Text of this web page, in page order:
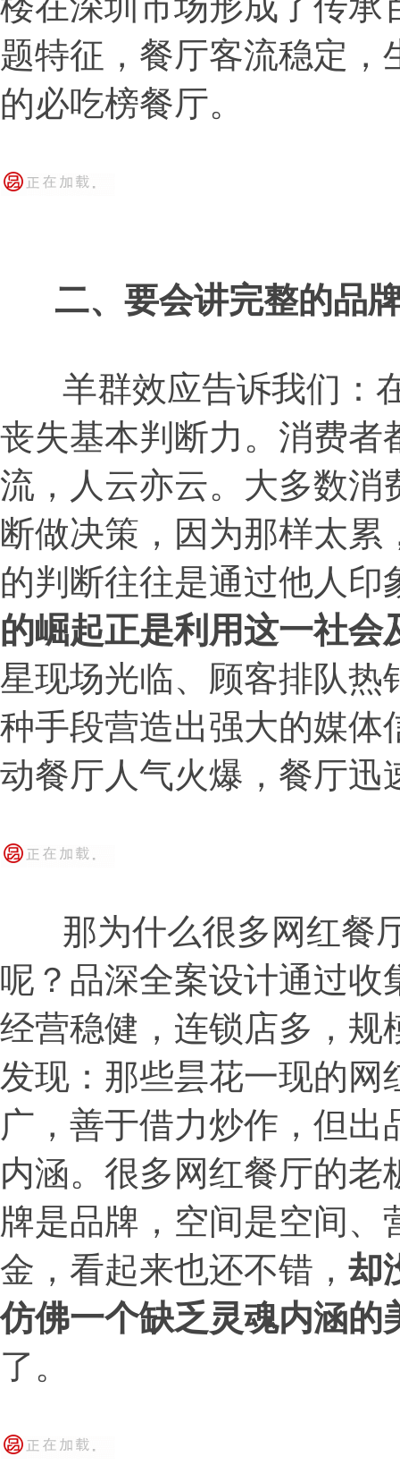
题特征，餐厅客流稳定
的必吃榜餐厅。
二、要会讲完整的品
羊群效应告诉我们：
丧失基本判断力。消费者
流，人云亦云。大多数消
断做决策，因为那样太
的判断往往是通过他人印
的崛起正是利用这一社会
星现场光临、顾客排队热
种手段营造出强大的媒体
动餐厅人气火爆，餐厅迅
那为什么很多网红餐
呢？品深全案设计通过收
经营稳健，连锁店多，规
发现：那些昙花一现的网
广，善于借力炒作，但
内涵。很多网红餐厅的
牌是品牌，空间是空间
金，看起来也还不错， 却
仿佛一个缺乏灵魂内涵的
了。